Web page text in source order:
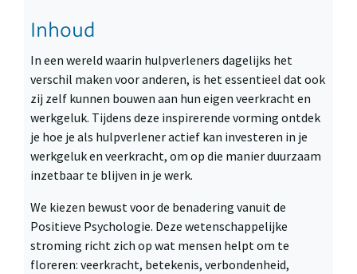
Inhoud
In een wereld waarin hulpverleners dagelijks het
verschil maken voor anderen, is het essentieel dat ook
zij zelf kunnen bouwen aan hun eigen veerkracht en
werkgeluk. Tijdens deze inspirerende vorming ontdek
je hoe je als hulpverlener actief kan investeren in je
werkgeluk en veerkracht, om op die manier duurzaam
inzetbaar te blijven in je werk.
We kiezen bewust voor de benadering vanuit de
Positieve Psychologie. Deze wetenschappelijke
stroming richt zich op wat mensen helpt om te
floreren: veerkracht, betekenis, verbondenheid,